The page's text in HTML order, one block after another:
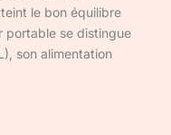
le bon équilibre
portable se distingue
son alimentation